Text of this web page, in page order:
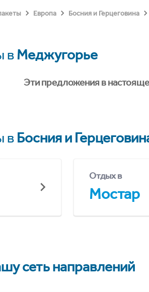
Европа Босния и Герцеговина
вМеджугорье
Эти предложения в
в Босния и
Отдых в
Мостар
сеть направлений